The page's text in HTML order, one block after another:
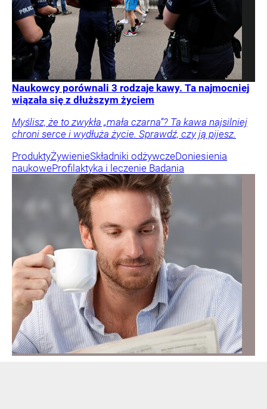
Naukowcy porównali 3 rodzaje kawy. Ta najmocniej
wiązała się z dłuższym życiem
Myślisz, że to zwykła „mała czarna”? Ta kawa najsilniej
chroni serce i wydłuża życie. Sprawdź, czy ją pijesz.
ProduktyŻywienieSkładniki odżywczeDoniesienia
naukoweProfilaktyka i leczenie Badania